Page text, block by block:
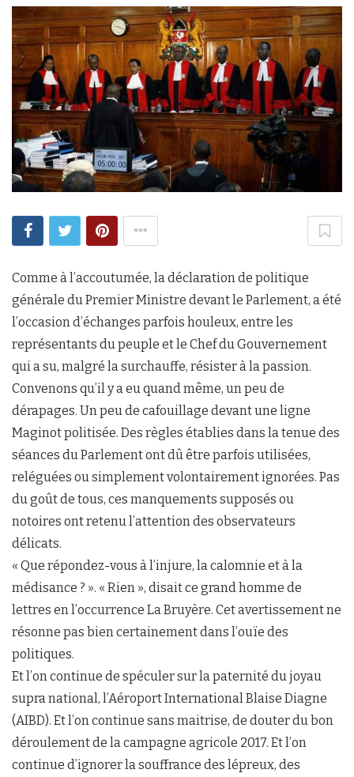
Comme à l’accoutumée, la déclaration de politique
générale du Premier Ministre devant le Parlement, a été
l’occasion d’échanges parfois houleux, entre les
représentants du peuple et le Chef du Gouvernement
qui a su, malgré la surchauffe, résister à la passion.
Convenons qu’il y a eu quand même, un peu de
dérapages. Un peu de cafouillage devant une ligne
Maginot politisée. Des règles établies dans la tenue des
séances du Parlement ont dû être parfois utilisées,
reléguées ou simplement volontairement ignorées. Pas
du goût de tous, ces manquements supposés ou
notoires ont retenu l’attention des observateurs
délicats.
« Que répondez-vous à l’injure, la calomnie et à la
médisance ? ». « Rien », disait ce grand homme de
lettres en l’occurrence La Bruyère. Cet avertissement ne
résonne pas bien certainement dans l’ouïe des
politiques.
Et l’on continue de spéculer sur la paternité du joyau
supra national, l’Aéroport International Blaise Diagne
(AIBD). Et l’on continue sans maitrise, de douter du bon
déroulement de la campagne agricole 2017. Et l’on
continue d’ignorer la souffrance des lépreux, des